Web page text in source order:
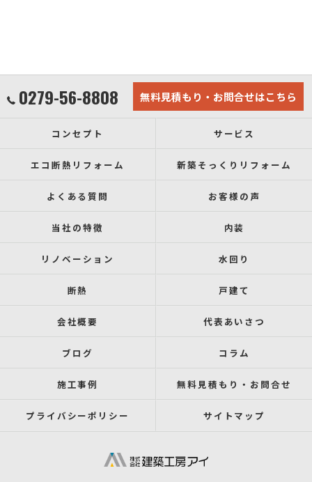
0279-56-8808 無料見積もり・お問合せはこちら
コンセプト サービス
エコ断熱リフォーム 新築そっくりリフォーム
よくある質問 お客様の声
当社の特徴 内装
リノベーション 水回り
断熱 戸建て
会社概要 代表あいさつ
ブログ コラム
施工事例 無料見積もり・お問合せ
プライバシーポリシー サイトマップ